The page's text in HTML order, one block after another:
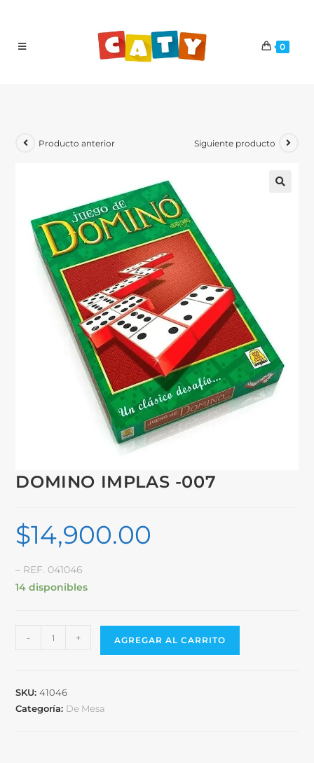
0
Producto anterior Siguiente producto
DOMINO IMPLAS -007
$14,900.00
– REF. 041046
14 disponibles
- + AGREGAR AL CARRITO
SKU:41046
Categoría: De Mesa